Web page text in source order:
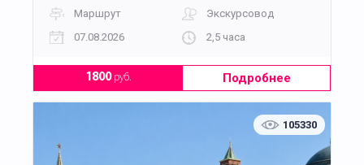
Маршрут
Экскурсовод
07.08.2026
2,5 часа
1800руб. Подробнее
105330